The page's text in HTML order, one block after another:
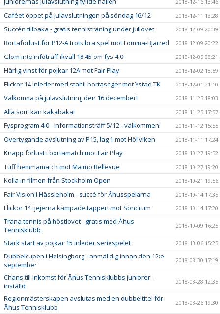
2018-12-16 13:46
Caféet öppet på julavslutningen på söndag 16/12 2018-12-11 13:28
Succén tillbaka - gratis tennisträning under jullovet 2018-12-09 20:39
Bortaförlust för P12-A trots bra spel mot Lomma-Bjärred 2018-12-09 20:22
Glöm inte infoträff ikväll 18.45 om fys 4.0 2018-12-05 08:21
Härlig vinst för pojkar 12A mot Fair Play 2018-12-02 18:59
Flickor 14 inleder med stabil bortaseger mot Ystad TK 2018-12-01 21:10
Välkomna på julavslutning den 16 december! 2018-11-25 18:03
Alla som kan kakabaka! 2018-11-25 17:57
Fysprogram 4.0 - informationsträff 5/12 - välkommen! 2018-11-12 15:55
Övertygande avslutning av P15, lag 1 mot Höllviken 2018-11-11 17:24
Knapp förlust i bortamatch mot Fair Play 2018-10-27 19:52
Tuff hemmamatch mot Malmö Bellevue 2018-10-27 19:20
Kolla in filmen från Stockholm Open 2018-10-21 19:56
Fair Vision i Hässleholm - succé för Åhusspelarna 2018-10-14 17:35
Flickor 14 tjejerna kämpade tappert mot Söndrum 2018-10-14 17:20
Träna tennis på höstlovet - gratis med Åhus
Tennisklubb
2018-10-09 16:25
Stark start av pojkar 15 inleder seriespelet 2018-10-06 15:25
Dubbelcupen i Helsingborg - anmäl dig innan den 12:e
september
2018-08-30 17:19
Chans till inkomst för Åhus Tennisklubbs juniorer -
inställd
2018-08-28 12:35
Regionmästerskapen avslutas med en dubbeltitel för
Åhus Tennisklubb
2018-08-26 19:30